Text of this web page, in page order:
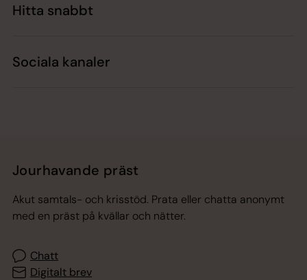
Hitta snabbt
Sociala kanaler
Jourhavande präst
Akut samtals- och krisstöd. Prata eller chatta anonymt
med en präst på kvällar och nätter.
Chatt
Digitalt brev